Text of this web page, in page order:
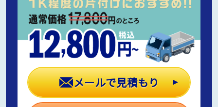
メールで見積もり